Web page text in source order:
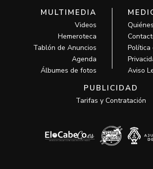
MULTIMEDIA
Videos
Hemeroteca
Tablón de Anuncios
Agenda
Álbumes de fotos
Política
Aviso
PUBLICIDAD
Tarifas y Contratación